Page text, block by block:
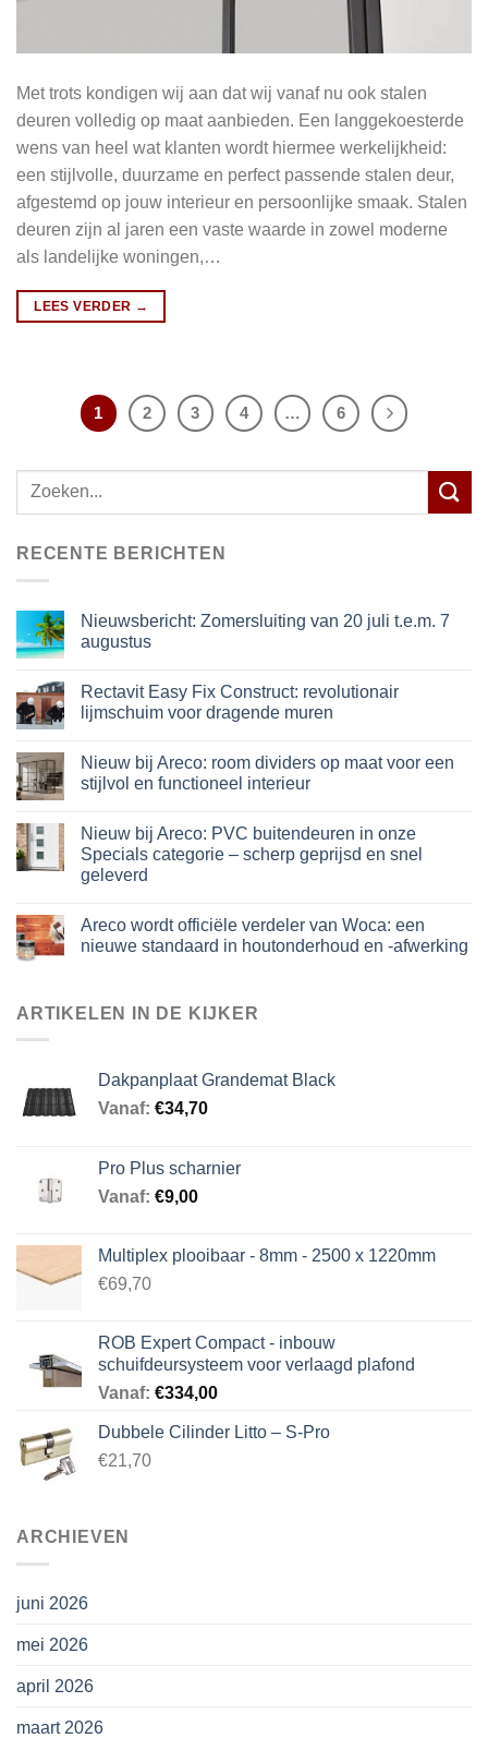
Met trots kondigen wij aan dat wij vanaf nu ook stalen
deuren volledig op maat aanbieden. Een langgekoesterde
wens van heel wat klanten wordt hiermee werkelijkheid:
een stijlvolle, duurzame en perfect passende stalen deur,
afgestemd op jouw interieur en persoonlijke smaak. Stalen
deuren zijn al jaren een vaste waarde in zowel moderne
als landelijke woningen,…
LEES VERDER →
1 2 3 4 … 6
Zoeken
naar:
RECENTE BERICHTEN
Nieuwsbericht: Zomersluiting van 20 juli t.e.m. 7
augustus
Rectavit Easy Fix Construct: revolutionair
lijmschuim voor dragende muren
Nieuw bij Areco: room dividers op maat voor een
stijlvol en functioneel interieur
Nieuw bij Areco: PVC buitendeuren in onze
Specials categorie – scherp geprijsd en snel
geleverd
Areco wordt officiële verdeler van Woca: een
nieuwe standaard in houtonderhoud en -afwerking
ARTIKELEN IN DE KIJKER
Dakpanplaat Grandemat Black
Vanaf: €34,70
Pro Plus scharnier
Vanaf: €9,00
Multiplex plooibaar - 8mm - 2500 x 1220mm
€69,70
ROB Expert Compact - inbouw
schuifdeursysteem voor verlaagd plafond
Vanaf: €334,00
Dubbele Cilinder Litto – S-Pro
€21,70
ARCHIEVEN
juni 2026
mei 2026
april 2026
maart 2026